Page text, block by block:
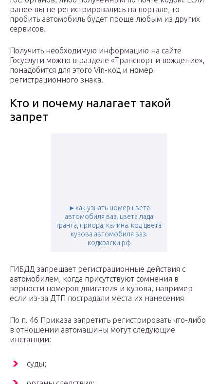
ранее вы не регистрировались на портале, то
пробить автомобиль будет проще любым из других
сервисов.
Получить необходимую информацию на сайте
Госуслуги можно в разделе «Транспорт и вождение»,
понадобится для этого Vin-код и номер
регистрационного знака.
Кто и почему налагает такой
запрет
►как узнать номер цвета
автомобиля ваз. цвета лада
гранта, приора, калина. код цвета
кузова автомобиля ваз.
кодкраски.рф
ГИБДД запрещает регистрационные действия с
автомобилем, когда присутствуют сомнения в
верности номеров двигателя и кузова, например
если из-за ДТП пострадали места их нанесения
По п. 46 Приказа запретить регистрировать что-либо
в отношении автомашины могут следующие
инстанции:
суды;